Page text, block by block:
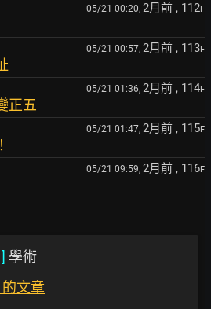
05/21 00:20, 2月前 , 112F
05/21 00:57, 2月前 , 113F
05/21 01:36, 2月前 , 114F
正五
05/21 01:47, 2月前 , 115F
05/21 09:59, 2月前 , 116F
] 學術
文章